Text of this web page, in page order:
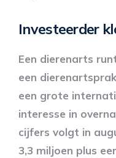
Investeerder
Een dierenarts
een
een grote
interesse in
cijfers volgt in
3,3 miljoen plus